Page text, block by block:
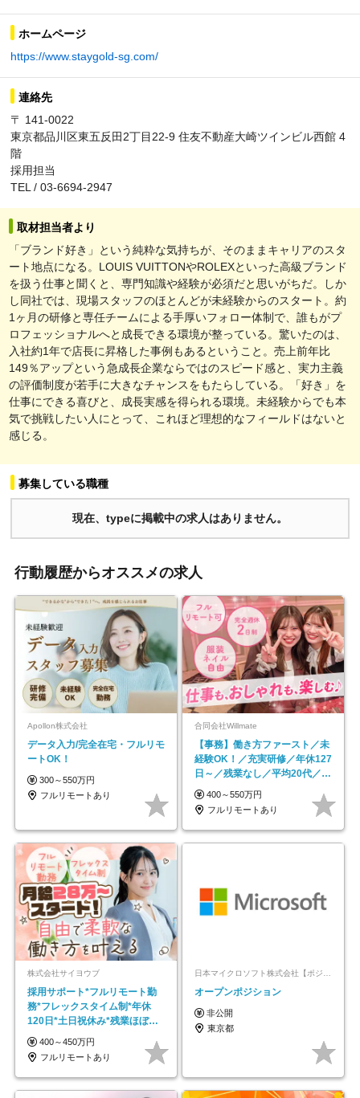
ホームページ
https://www.staygold-sg.com/
連絡先
〒 141-0022
東京都品川区東五反田2丁目22-9 住友不動産大崎ツインビル西館 4
階
採用担当
TEL / 03-6694-2947
取材担当者より
「ブランド好き」という純粋な気持ちが、そのままキャリアのスタ
ート地点になる。LOUIS VUITTONやROLEXといった高級ブランド
を扱う仕事と聞くと、専門知識や経験が必須だと思いがちだ。しか
し同社では、現場スタッフのほとんどが未経験からのスタート。約
1ヶ月の研修と専任チームによる手厚いフォロー体制で、誰もがプ
ロフェッショナルへと成長できる環境が整っている。驚いたのは、
入社約1年で店長に昇格した事例もあるということ。売上前年比
149％アップという急成長企業ならではのスピード感と、実力主義
の評価制度が若手に大きなチャンスをもたらしている。「好き」を
仕事にできる喜びと、成長実感を得られる環境。未経験からでも本
気で挑戦したい人にとって、これほど理想的なフィールドはないと
感じる。
募集している職種
現在、typeに掲載中の求人はありません。
行動履歴からオススメの求人
Apollon株式会社
データ入力/完全在宅・フルリモ
ートOK！
300～550万円
フルリモートあり
合同会社Willmate
【事務】働き方ファースト／未
経験OK！／充実研修／年休127
日～／残業なし／平均20代／リ
モートOK
400～550万円
フルリモートあり
株式会社サイヨウブ
採用サポート*フルリモート勤
務*フレックスタイム制*年休
120日*土日祝休み*残業ほぼな
し*育児中社員8割以上
400～450万円
フルリモートあり
日本マイクロソフト株式会社【ポジションマッチ登録】
オープンポジション
非公開
東京都